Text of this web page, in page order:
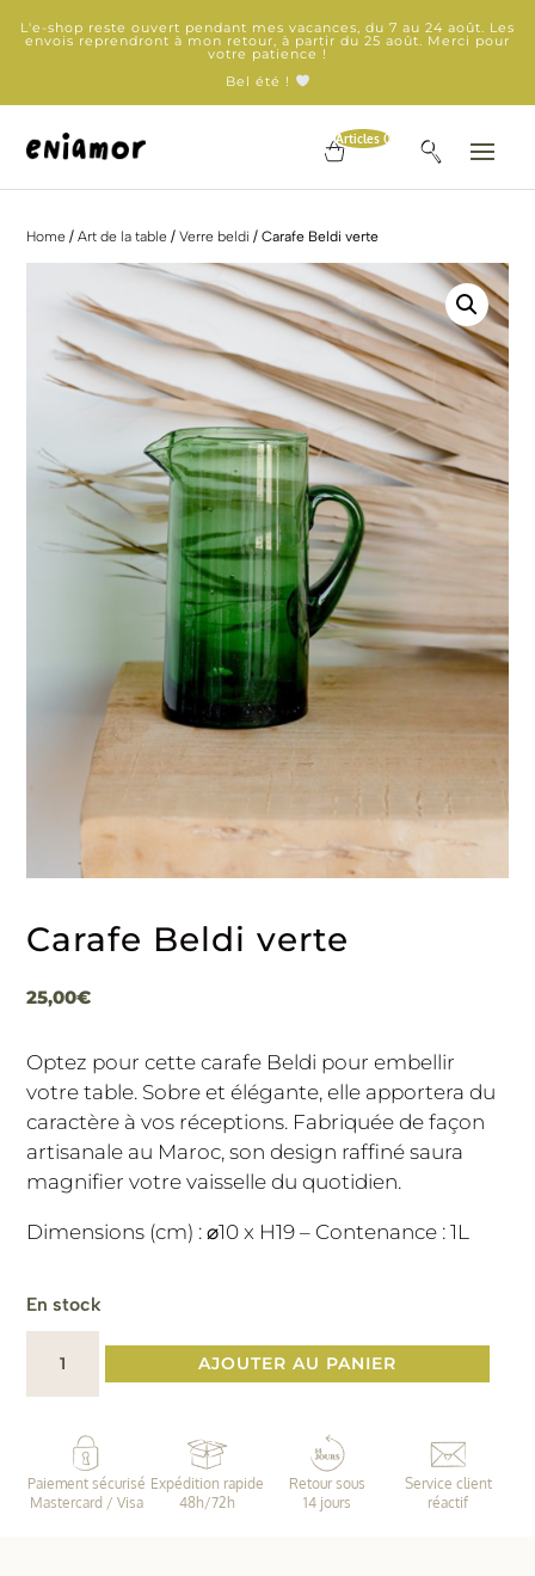
L'e-shop reste ouvert pendant mes vacances, du 7 au 24 août. Les
envois reprendront à mon retour, à partir du 25 août. Merci pour
votre patience !
Bel été !
Articles 0
Home /Art de la table /Verre beldi / Carafe Beldi verte
Carafe Beldi verte
25,00€
Optez pour cette carafe Beldi pour embellir
votre table. Sobre et élégante, elle apportera du
caractère à vos réceptions. Fabriquée de façon
artisanale au Maroc, son design raffiné saura
magnifier votre vaisselle du quotidien.
Dimensions (cm) : ⌀10 x H19 – Contenance : 1L
En stock
Carafe
verte
AJOUTER AU PANIER
Paiement sécurisé
Mastercard / Visa
Expédition rapide
48h/72h
Retour sous
14 jours
Service client
réactif